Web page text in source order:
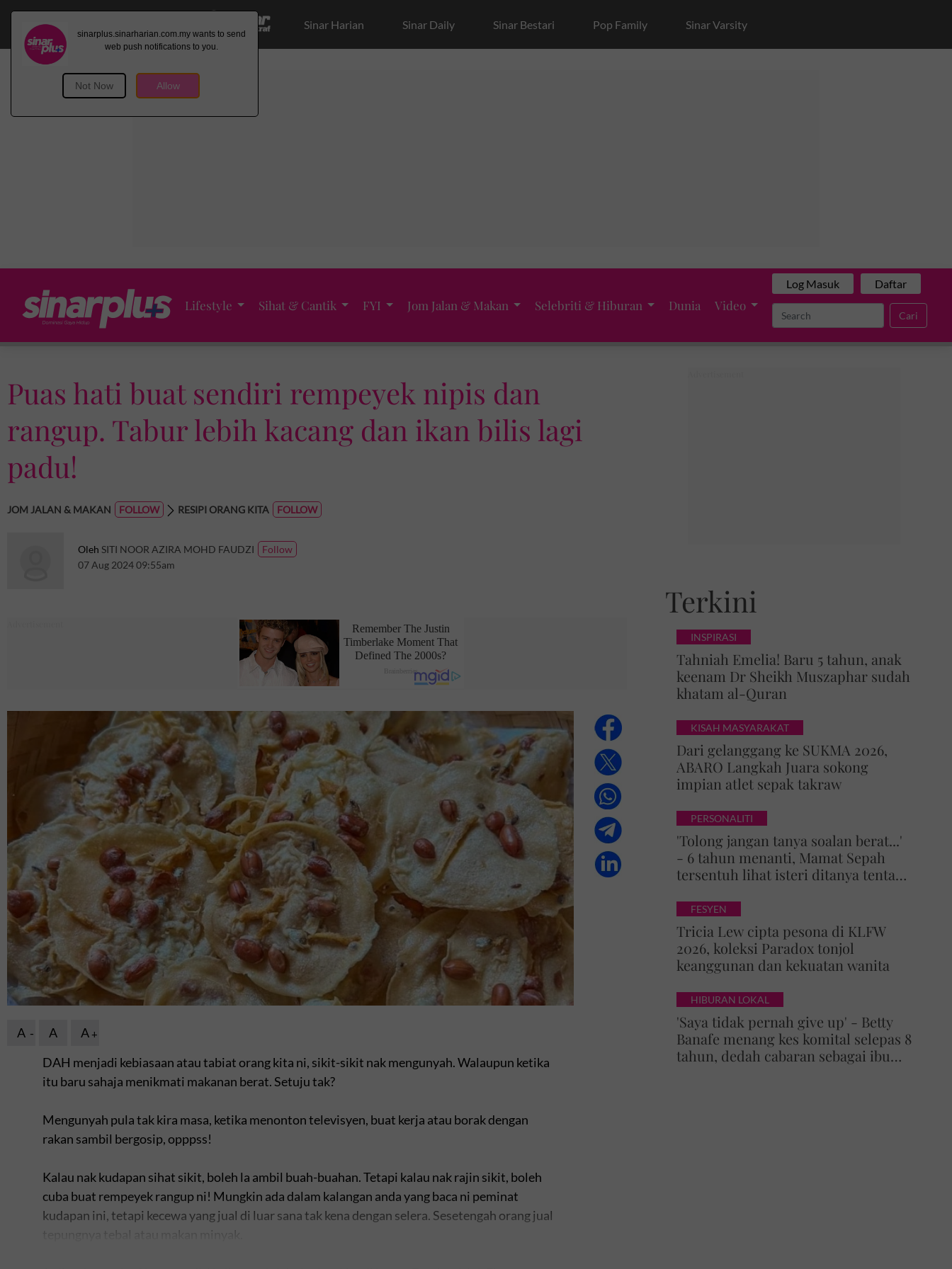
Sinar Harian Sinar Daily Sinar Bestari Pop Family Sinar Varsity
Lifestyle Sihat & Cantik FYI Jom Jalan & Makan Selebriti & Hiburan Dunia Video
Log Masuk Daftar
Cari
Puas hati buat sendiri rempeyek nipis dan
rangup. Tabur lebih kacang dan ikan bilis lagi
padu!
JOM JALAN & MAKAN RESIPI ORANG KITA
Oleh SITI NOOR AZIRA MOHD FAUDZI
07 Aug 2024 09:55am
A A
A
DAH menjadi kebiasaan atau tabiat orang kita ni, sikit-sikit nak mengunyah. Walaupun ketika
itu baru sahaja menikmati makanan berat. Setuju tak?
Mengunyah pula tak kira masa, ketika menonton televisyen, buat kerja atau borak dengan
rakan sambil bergosip, opppss!
Kalau nak kudapan sihat sikit, boleh la ambil buah-buahan. Tetapi kalau nak rajin sikit, boleh
cuba buat rempeyek rangup ni! Mungkin ada dalam kalangan anda yang baca ni peminat
kudapan ini, tetapi kecewa yang jual di luar sana tak kena dengan selera. Sesetengah orang jual
tepungnya tebal atau makan minyak.
Terkini
INSPIRASI
Tahniah Emelia! Baru 5 tahun, anak
keenam Dr Sheikh Muszaphar sudah
khatam al-Quran
KISAH MASYARAKAT
Dari gelanggang ke SUKMA 2026,
ABARO Langkah Juara sokong
impian atlet sepak takraw
PERSONALITI
'Tolong jangan tanya soalan berat...'
- 6 tahun menanti, Mamat Sepah
tersentuh lihat isteri ditanya tentang
FESYEN
Tricia Lew cipta pesona di KLFW
2026, koleksi Paradox tonjol
keanggunan dan kekuatan wanita
HIBURAN LOKAL
'Saya tidak pernah give up' - Betty
Banafe menang kes komital selepas 8
tahun, dedah cabaran sebagai ibu